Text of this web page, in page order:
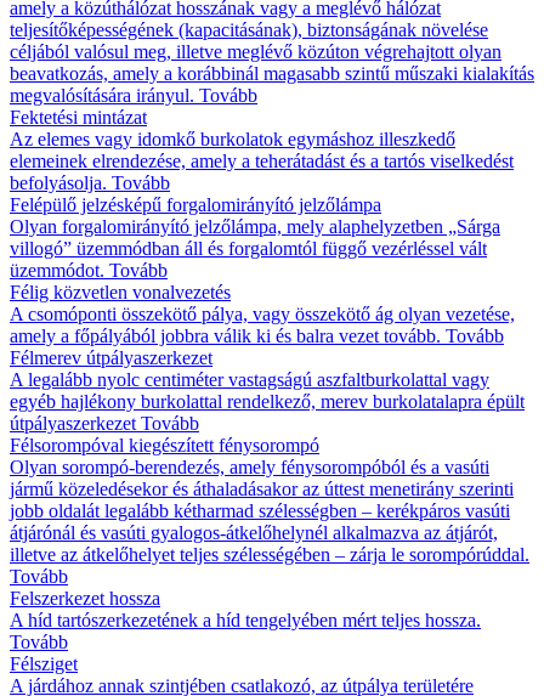
amely a közúthálózat hosszának vagy a meglévő hálózat
teljesítőképességének (kapacitásának), biztonságának növelése
céljából valósul meg, illetve meglévő közúton végrehajtott olyan
beavatkozás, amely a korábbinál magasabb szintű műszaki kialakítás
megvalósítására irányul. Tovább
Fektetési mintázat
Az elemes vagy idomkő burkolatok egymáshoz illeszkedő
elemeinek elrendezése, amely a teherátadást és a tartós viselkedést
befolyásolja. Tovább
Felépülő jelzésképű forgalomirányító jelzőlámpa
Olyan forgalomirányító jelzőlámpa, mely alaphelyzetben „Sárga
villogó” üzemmódban áll és forgalomtól függő vezérléssel vált
üzemmódot. Tovább
Félig közvetlen vonalvezetés
A csomóponti összekötő pálya, vagy összekötő ág olyan vezetése,
amely a főpályából jobbra válik ki és balra vezet tovább. Tovább
Félmerev útpályaszerkezet
A legalább nyolc centiméter vastagságú aszfaltburkolattal vagy
egyéb hajlékony burkolattal rendelkező, merev burkolatalapra épült
útpályaszerkezet Tovább
Félsorompóval kiegészített fénysorompó
Olyan sorompó-berendezés, amely fénysorompóból és a vasúti
jármű közeledésekor és áthaladásakor az úttest menetirány szerinti
jobb oldalát legalább kétharmad szélességben – kerékpáros vasúti
átjárónál és vasúti gyalogos-átkelőhelynél alkalmazva az átjárót,
illetve az átkelőhelyet teljes szélességében – zárja le sorompórúddal.
Tovább
Felszerkezet hossza
A híd tartószerkezetének a híd tengelyében mért teljes hossza.
Tovább
Félsziget
A járdához annak szintjében csatlakozó, az útpálya területére